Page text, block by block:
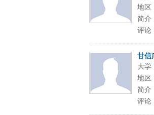
地区
简介
评论
甘信
大学
地区
简介
评论